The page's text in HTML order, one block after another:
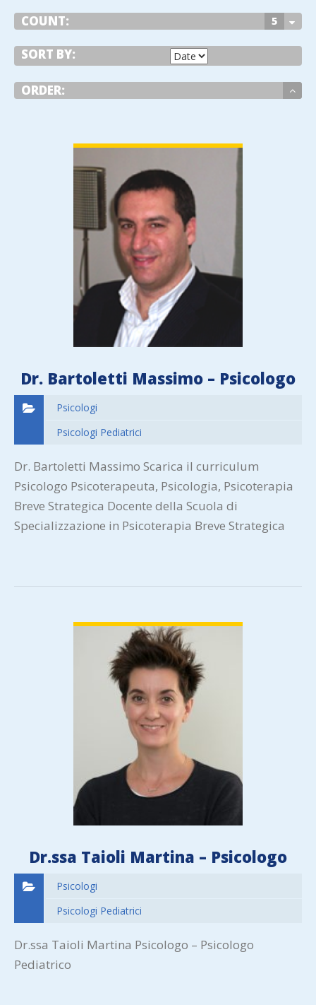
COUNT: 5
SORT BY:
ORDER:
Dr. Bartoletti Massimo – Psicologo
Psicologi
Psicologi Pediatrici
Dr. Bartoletti Massimo Scarica il curriculum
Psicologo Psicoterapeuta, Psicologia, Psicoterapia
Breve Strategica Docente della Scuola di
Specializzazione in Psicoterapia Breve Strategica
Dr.ssa Taioli Martina – Psicologo
Psicologi
Psicologi Pediatrici
Dr.ssa Taioli Martina Psicologo – Psicologo
Pediatrico